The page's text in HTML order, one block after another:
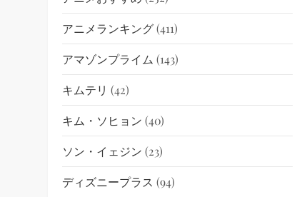
アニメランキング(411)
アマゾンプライム (143)
キムテリ (42)
キム・ソヒョン (40)
ソン・イェジン (23)
ディズニープラス (94)